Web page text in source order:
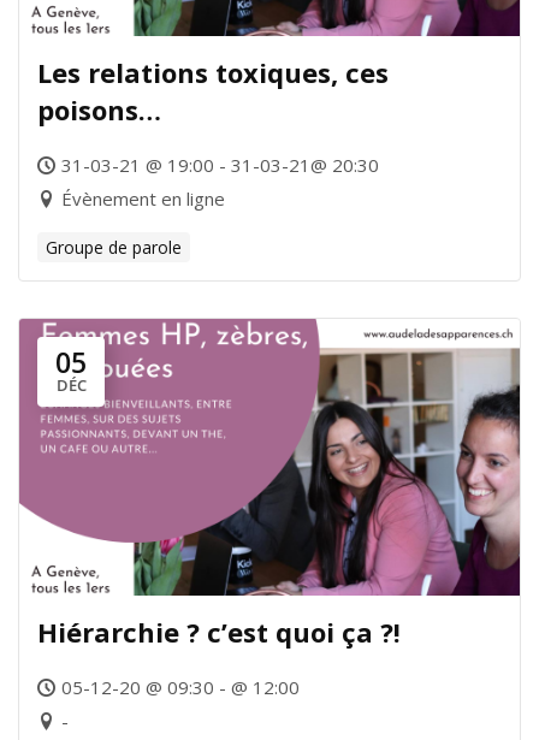
Les relations toxiques, ces
poisons…
31-03-21 @ 19:00 - 31-03-21@ 20:30
Évènement en ligne
Groupe de parole
05
DÉC
Hiérarchie ? c’est quoi ça ?!
05-12-20 @ 09:30 - @ 12:00
-